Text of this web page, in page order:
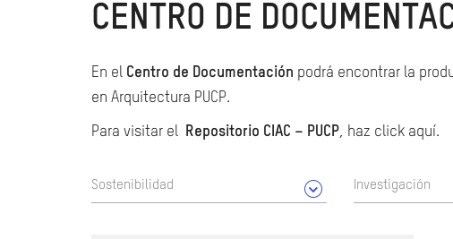
CENTRO DE
En el Centro de Documentación podrá encontrar la
en Arquitectura PUCP.
Para visitar el Repositorio CIAC – PUCP, haz click aquí.
Sostenibilidad Investigación